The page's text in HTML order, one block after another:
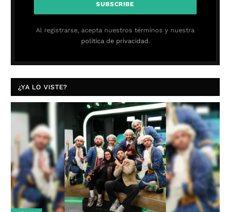
Al registrarse, acepta nuestros términos y nuestra
política de privacidad.
¿YA LO VISTE?